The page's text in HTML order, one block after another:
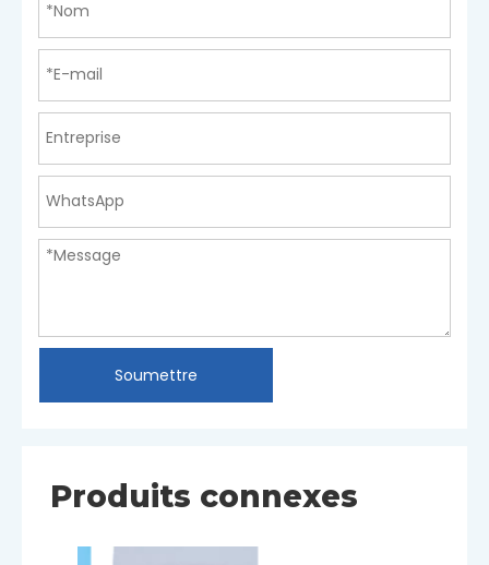
Soumettre
Produits connexes